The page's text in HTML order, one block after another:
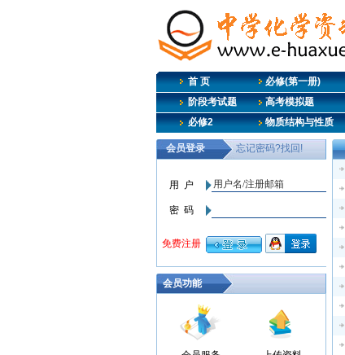
首 页 必修(第一册)
阶段考试题
高考模拟题
必修2
物质结构与性质
会员功能